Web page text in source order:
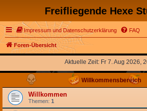
Freifliegende Hexe
Impressum und Datenschutzerklärung FAQ
Foren-Übersicht
Aktuelle Zeit: Fr 7. Aug 2026,
Willkommensbereich
Willkommen
Themen: 1